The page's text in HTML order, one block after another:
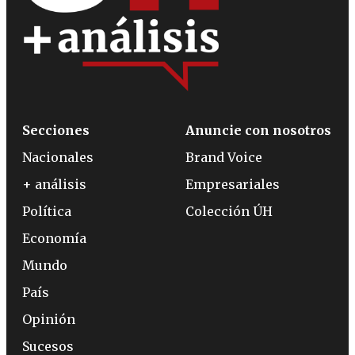
Secciones
Nacionales
+ análisis
Política
Economía
Mundo
País
Opinión
Sucesos
Anuncie con nosotros
Brand Voice
Empresariales
Colección ÚH